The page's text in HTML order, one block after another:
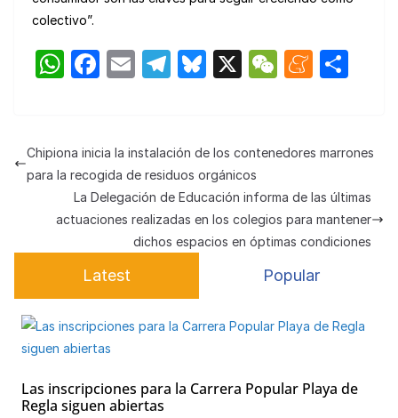
colectivo”.
W
s
A
p
p
F
e
b
o
o
k
E
T
gr
a
m
Bl
s
k
y
X
W
h
M
e
m
e
p
tir
Chipiona inicia la instalación de los contenedores marrones
para la recogida de residuos orgánicos
La Delegación de Educación informa de las últimas
actuaciones realizadas en los colegios para mantener
dichos espacios en óptimas condiciones
Latest Popular
Las inscripciones para la Carrera Popular Playa de
Regla siguen abiertas